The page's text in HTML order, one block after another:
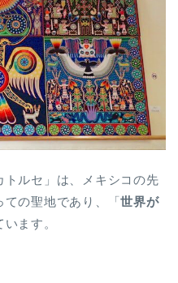
ルセ」は、メキシコの先
ての聖地であり、「世界が
ます。